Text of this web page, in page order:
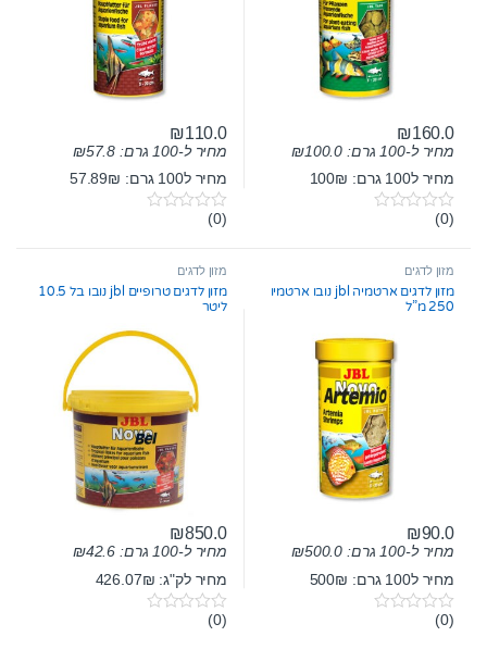
₪160.0
מחיר ל-100 גרם: ₪100.0
מחיר ל100 גרם: 100₪
0
t
f
5
(0)
₪110.0
מחיר ל-100 גרם: ₪57.8
מחיר ל100 גרם: 57.89₪
0
t
f
5
(0)
מזון לדגים
מזון לדגים ארטמיה jbl נובו ארטמיו
250 מ”ל
₪90.0
מחיר ל-100 גרם: ₪500.0
מחיר ל100 גרם: 500₪
0(0)
מזון לדגים
מזון לדגים טרופיים jbl נובו בל 10.5
ליטר
₪850.0
מחיר ל-100 גרם: ₪42.6
מחיר לק"ג: 426.07₪
0(0)